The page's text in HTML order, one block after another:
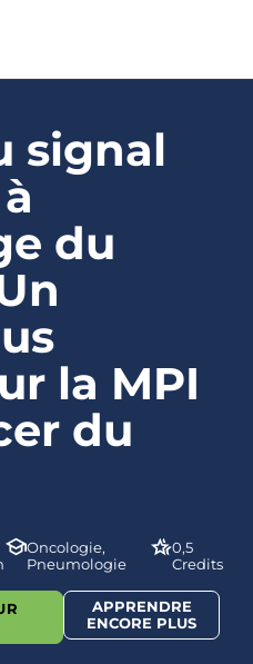
signal
du
la MPI
du
Oncologie,
Pneumologie
0,5
Credits
APPRENDRE
ENCORE PLUS